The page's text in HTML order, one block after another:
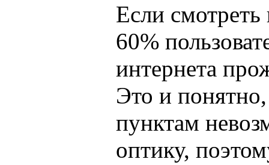
Если смотреть
60%
интернета
Это и
пунктам
оптику,